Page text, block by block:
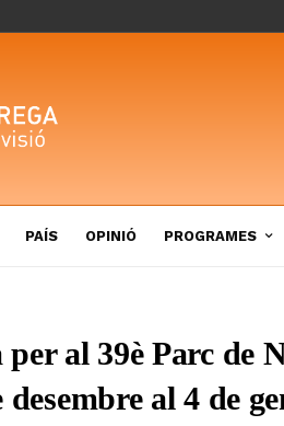
PAÍS OPINIÓ PROGRAMES
al 39è Parc de
al 4 de